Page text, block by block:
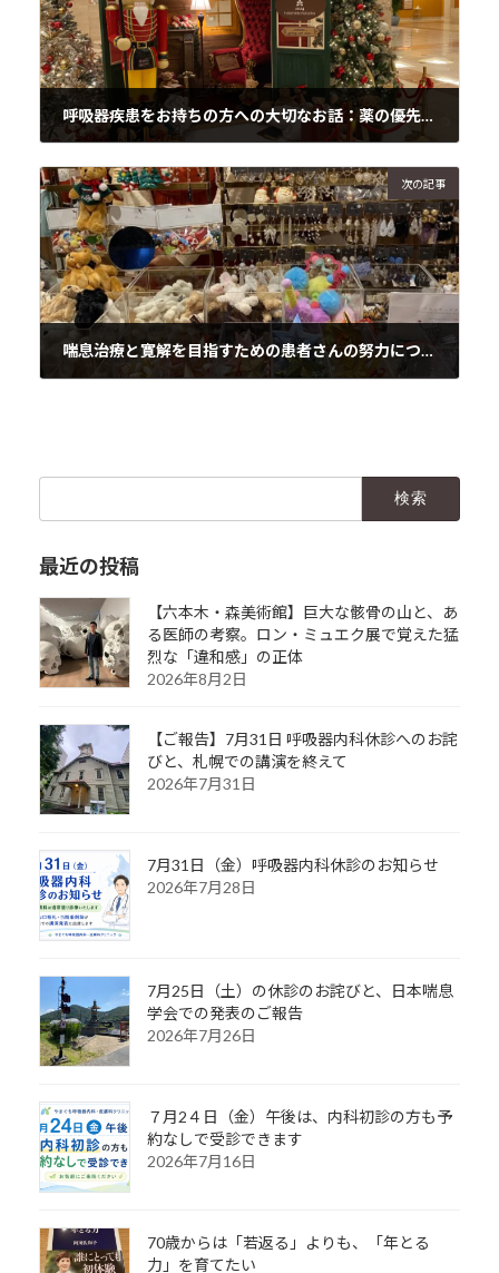
呼吸器疾患をお持ちの方への大切なお話：薬の優先順位とその理由
次の記事
喘息治療と寛解を目指すための患者さんの努力について
最近の投稿
【六本木・森美術館】巨大な骸骨の山と、あ
る医師の考察。ロン・ミュエク展で覚えた猛
烈な「違和感」の正体
2026年8月2日
【ご報告】7月31日 呼吸器内科休診へのお詫
びと、札幌での講演を終えて
2026年7月31日
7月31日（金）呼吸器内科休診のお知らせ
2026年7月28日
7月25日（土）の休診のお詫びと、日本喘息
学会での発表のご報告
2026年7月26日
７月2４日（金）午後は、内科初診の方も予
約なしで受診できます
2026年7月16日
70歳からは「若返る」よりも、「年とる
力」を育てたい